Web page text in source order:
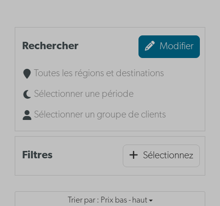
Rechercher Modifier
Toutes les régions et destinations
Sélectionner une période
Sélectionner un groupe de clients
Filtres Sélectionnez
Trier par : Prix bas - haut